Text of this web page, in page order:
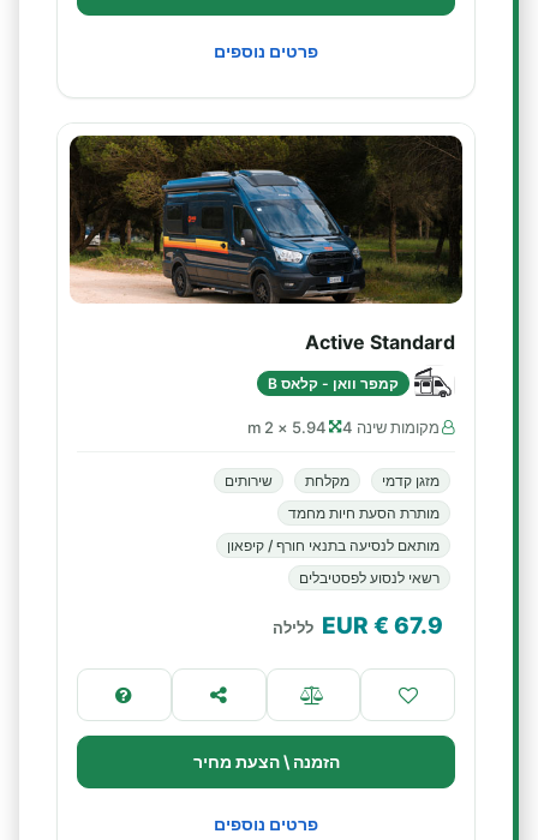
פרטים נוספים
Active Standard
קמפר וואן - קלאס B
מקומות שינה 4 5.94 × 2 m
מזגן קדמי מקלחת
שירותים
מותרת הסעת חיות מחמד
מותאם לנסיעה בתנאי חורף / קיפאון
רשאי לנסוע לפסטיבלים
67.9
€ EUR ללילה
הזמנה \ הצעת מחיר
פרטים נוספים